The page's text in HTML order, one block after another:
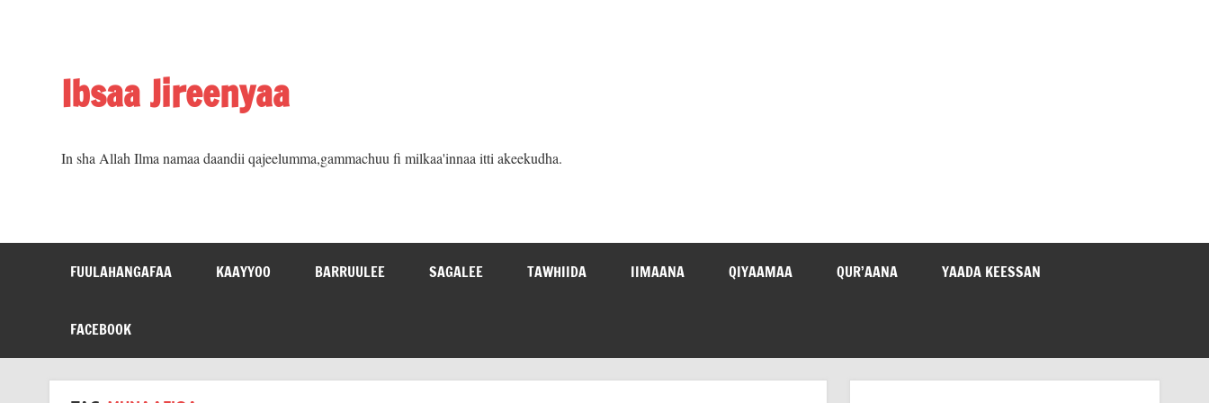
Ibsaa Jireenyaa
In sha Allah Ilma namaa daandii qajeelumma,gammachuu fi milkaa'innaa itti akeekudha.
FUULAHANGAFAA KAAYYOO BARRUULEE SAGALEE TAWHIIDA IIMAANA QIYAAMAA QUR’AANA YAADA KEESSAN
FACEBOOK